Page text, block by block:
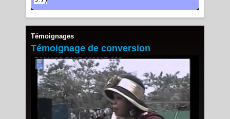
Témoignages
Témoignage de conversion